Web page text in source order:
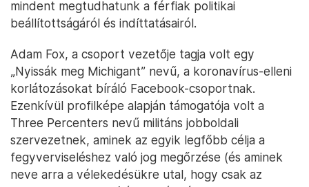
mindent megtudhatunk a férfiak politikai
beállítottságáról és indíttatásairól.
Adam Fox, a csoport vezetője tagja volt egy
„Nyissák meg Michigant” nevű, a koronavírus-elleni
korlátozásokat bíráló Facebook-csoportnak.
Ezenkívül profilképe alapján támogatója volt a
Three Percenters nevű militáns jobboldali
szervezetnek, aminek az egyik legfőbb célja a
fegyverviseléshez való jog megőrzése (és aminek
neve arra a vélekedésükre utal, hogy csak az